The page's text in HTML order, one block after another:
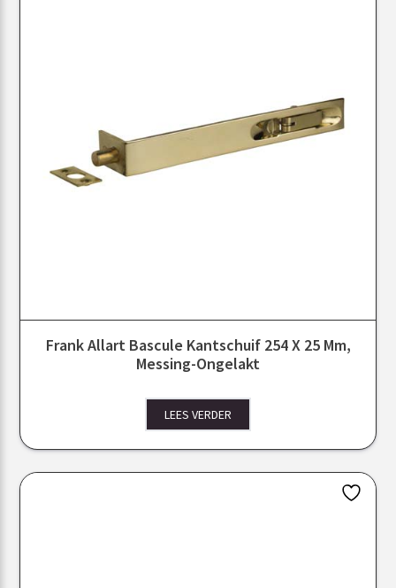
Frank Allart Bascule Kantschuif 254 X 25 Mm,
Messing-Ongelakt
LEES VERDER